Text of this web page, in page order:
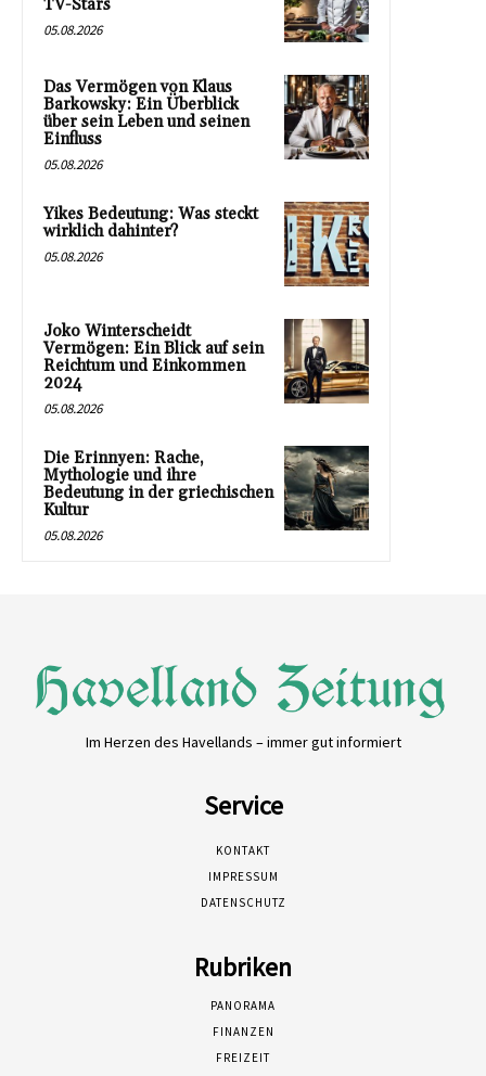
TV-Stars
05.08.2026
Das Vermögen von Klaus
Barkowsky: Ein Überblick
über sein Leben und seinen
Einfluss
05.08.2026
Yikes Bedeutung: Was steckt
wirklich dahinter?
05.08.2026
Joko Winterscheidt
Vermögen: Ein Blick auf sein
Reichtum und Einkommen
2024
05.08.2026
Die Erinnyen: Rache,
Mythologie und ihre
Bedeutung in der griechischen
Kultur
05.08.2026
Im Herzen des Havellands – immer gut informiert
Service
KONTAKT
IMPRESSUM
DATENSCHUTZ
Rubriken
PANORAMA
FINANZEN
FREIZEIT